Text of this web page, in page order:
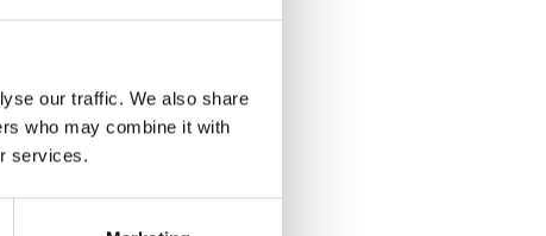
our traffic. We also share
who may combine it with
services.maar een naam. Met
kwam hier het Sint-Joris-